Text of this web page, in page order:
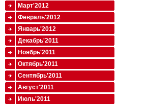
Март'2012
Февраль'2012
Январь'2012
Декабрь'2011
Ноябрь'2011
Октябрь'2011
Сентябрь'2011
Август'2011
Июль'2011